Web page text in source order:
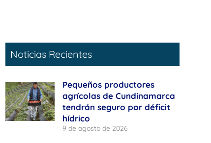
Noticias Recientes
Pequeños productores
agrícolas de Cundinamarca
tendrán seguro por déficit
hídrico
9 de agosto de 2026